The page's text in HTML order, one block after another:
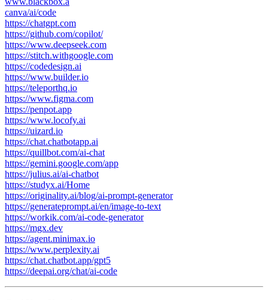
canva/ai/code
https://chatgpt.com
https://github.com/copilot/
https://www.deepseek.com
https://stitch.withgoogle.com
https://codedesign.ai
https://www.builder.io
https://teleporthq.io
https://www.figma.com
https://penpot.app
https://www.locofy.ai
https://uizard.io
https://chat.chatbotapp.ai
https://quillbot.com/ai-chat
https://gemini.google.com/app
https://julius.ai/ai-chatbot
https://studyx.ai/Home
https://originality.ai/blog/ai-prompt-generator
https://generateprompt.ai/en/image-to-text
https://workik.com/ai-code-generator
https://mgx.dev
https://agent.minimax.io
https://www.perplexity.ai
https://chat.chatbot.app/gpt5
https://deepai.org/chat/ai-code